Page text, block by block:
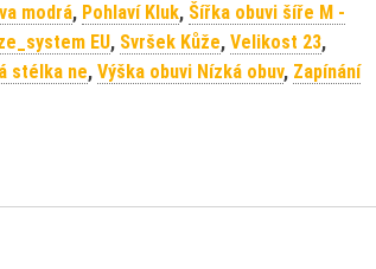
modrá, Pohlaví Kluk, Šířka obuvi šíře M -
EU, Svršek Kůže, Velikost 23,
stélka ne, Výška obuvi Nízká obuv, Zapínání